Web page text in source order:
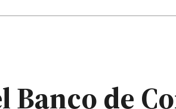
Banco de